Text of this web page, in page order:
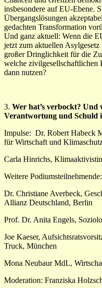
insbesondere auf EU-Ebene.
Übergangslösungen
gedachten Transformation
Und ganz aktuell: Wenn die
jetzt zum aktuellen
großer Dringlichkeit für die
welche zivilgesellschaftlichen
dann nutzen?
3. Wer hat’s verbockt? Und
Verantwortung und Schuld
Impulse: Dr. Robert Habeck
für Wirtschaft und
Carla Hinrichs,
Weitere Podiumsteilnehmende:
Dr. Christiane Averbeck,
Allianz Deutschland, Berlin
Prof. Dr. Anita Engels,
Joe Kaeser,
Truck, München
Mona Neubaur MdL,
Moderation: Franziska